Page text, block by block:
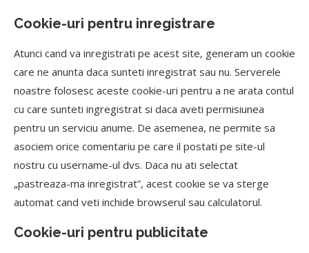
Cookie-uri pentru inregistrare
Atunci cand va inregistrati pe acest site, generam un cookie
care ne anunta daca sunteti inregistrat sau nu. Serverele
noastre folosesc aceste cookie-uri pentru a ne arata contul
cu care sunteti ingregistrat si daca aveti permisiunea
pentru un serviciu anume. De asemenea, ne permite sa
asociem orice comentariu pe care il postati pe site-ul
nostru cu username-ul dvs. Daca nu ati selectat
„pastreaza-ma inregistrat”, acest cookie se va sterge
automat cand veti inchide browserul sau calculatorul.
Cookie-uri pentru publicitate